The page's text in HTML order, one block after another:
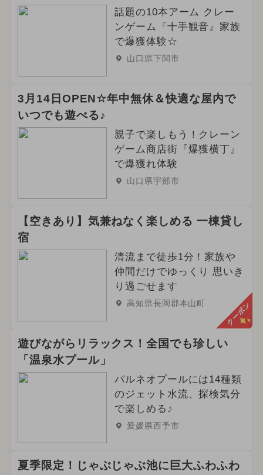
話題の10本アーム クレー
ンゲーム『十手観音』家族
で爆獲体験☆
山口県下関市
3月14日OPEN☆年中無休＆快適な屋内で
いつでも遊べる♪
親子で楽しもう！クレーン
ゲーム商店街『爆獲横丁』
で爆獲れ体験
山口県宇部市
【空きあり】気兼ねなく楽しめる 一棟貸し
宿
清流まで徒歩1分！家族や
仲間だけでゆっくり 思いき
り過ごせます
高知県長岡郡本山町 クーポン
遊びながらリラックス！全国でも珍しい
「温泉水プール」
バルネオプールには14種類
のジェット水流、探検気分
で楽しめる♪
愛媛県西予市
夏季限定！じゃぶじゃぶ池に巨大ふわふわ